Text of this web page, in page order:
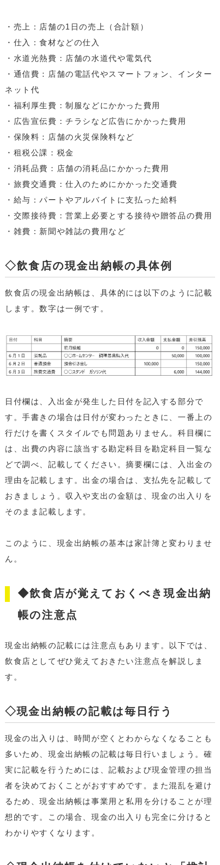
・売上：店舗の1日の売上（合計額）
・仕入：食材などの仕入
・水道光熱費：店舗の水道代や電気代
・通信費：店舗の電話代やスマートフォン、インター
ネット代
・福利厚生費：制服などにかかった費用
・広告宣伝費：チラシなど広告にかかった費用
・保険料：店舗の火災保険料など
・租税公課：税金
・消耗品費：店舗の消耗品にかかった費用
・旅費交通費：仕入のためにかかった交通費
・給与：パートやアルバイトに支払った給料
・交際接待費：営業上必要とする接待や贈答品の費用
・雑費：新聞や雑誌の費用など
◇飲食店の現金出納帳の具体例
飲食店の現金出納帳は、具体的には以下のように記載
します。数字は一例です。
日付欄は、入出金が発生した日付を記入する部分で
す。手書きの場合は日付が変わったときに、一番上の
行だけを書くスタイルでも問題ありません。科目欄に
は、出費の内容に該当する勘定科目を勘定科目一覧な
どで調べ、記載してください。摘要欄には、入出金の
理由を記載します。出金の場合は、支払先を記載して
おきましょう。収入や支出の金額は、現金の出入りを
そのまま記載します。
このように、現金出納帳の基本は家計簿と変わりませ
ん。
◆飲食店が覚えておくべき現金出納
帳の注意点
現金出納帳の記載には注意点もあります。以下では、
飲食店としてぜひ覚えておきたい注意点を解説しま
す。
◇現金出納帳の記載は毎日行う
現金の出入りは、時間が空くとわからなくなることも
多いため、現金出納帳の記載は毎日行いましょう。確
実に記載を行うためには、記載および現金管理の担当
者を決めておくことがおすすめです。また混乱を避け
るため、現金出納帳は事業用と私用を分けることが理
想的です。この場合、現金の出入りも完全に分けると
わかりやすくなります。